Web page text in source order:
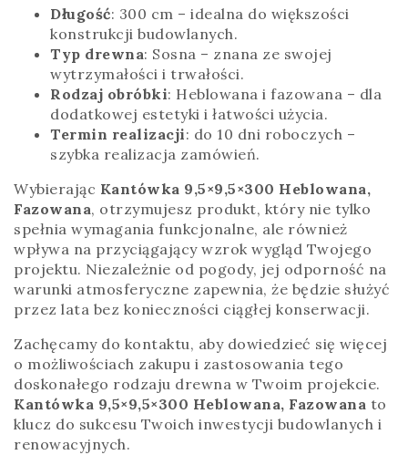
Długość: 300 cm – idealna do większości
konstrukcji budowlanych.
Typ drewna: Sosna – znana ze swojej
wytrzymałości i trwałości.
Rodzaj obróbki: Heblowana i fazowana – dla
dodatkowej estetyki i łatwości użycia.
Termin realizacji: do 10 dni roboczych –
szybka realizacja zamówień.
Wybierając Kantówka 9,5×9,5×300 Heblowana,
Fazowana, otrzymujesz produkt, który nie tylko
spełnia wymagania funkcjonalne, ale również
wpływa na przyciągający wzrok wygląd Twojego
projektu. Niezależnie od pogody, jej odporność na
warunki atmosferyczne zapewnia, że będzie służyć
przez lata bez konieczności ciągłej konserwacji.
Zachęcamy do kontaktu, aby dowiedzieć się więcej
o możliwościach zakupu i zastosowania tego
doskonałego rodzaju drewna w Twoim projekcie.
Kantówka 9,5×9,5×300 Heblowana, Fazowana to
klucz do sukcesu Twoich inwestycji budowlanych i
renowacyjnych.